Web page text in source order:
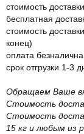
стоимость
бесплатная
стоимость
конец)
оплата
срок отгрузки 1-3
Обращаем Ваше
Стоимость
Стоимость
15 кг и любым из